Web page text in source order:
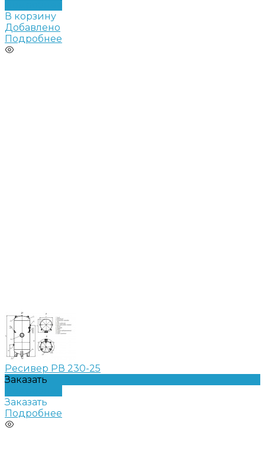
В корзину
Добавлено
Подробнее
Ресивер РВ 230-25
Заказать
Заказать
Подробнее